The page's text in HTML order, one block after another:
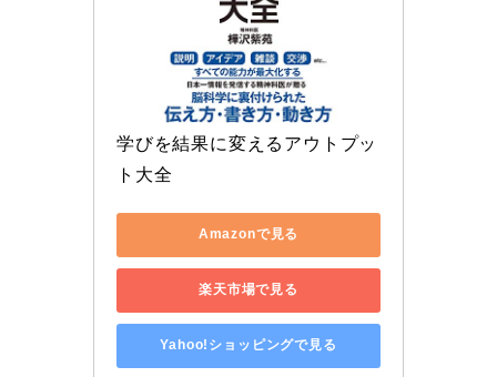
学びを結果に変えるアウトプッ
ト大全
Amazonで見る
楽天市場で見る
Yahoo!ショッピングで見る